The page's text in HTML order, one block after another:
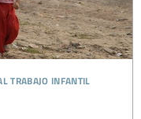
trabajo infantil